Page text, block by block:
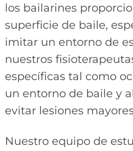
los bailarines
superficie de baile,
imitar un entorno de
nuestros
específicas tal como
un entorno de baile y
evitar lesiones
Nuestro equipo de